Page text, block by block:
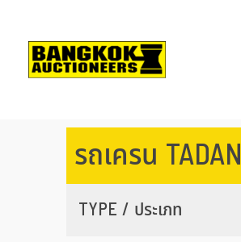
รถเครน
TYPE / ประเภท